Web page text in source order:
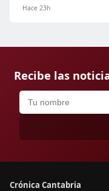
Hace 23h
Recibe las
Crónica Cantabria